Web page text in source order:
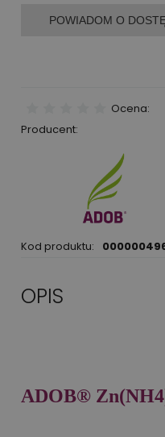
POWIADOM O
Ocena:
Producent:
Kod produktu:
OPIS
ADOB® Zn(